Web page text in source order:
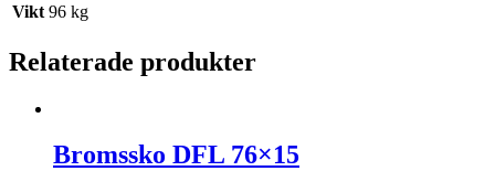
Vikt 96 kg
Relaterade produkter
Bromssko DFL 76×15